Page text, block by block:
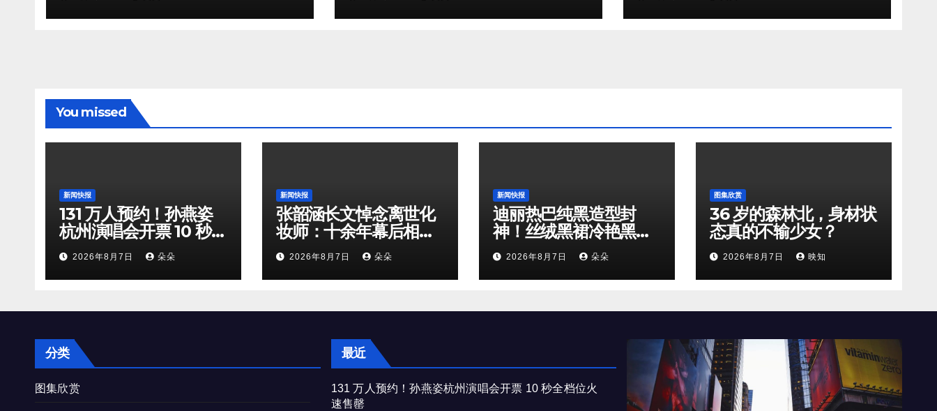
You missed
新闻快报
131 万人预约！孙燕姿
杭州演唱会开票 10 秒全
档位火速售罄
2026年8月7日 朵朵
新闻快报
张韶涵长文悼念离世化
妆师：十余年幕后相
守，是娱乐圈最温柔的
双向奔赴
2026年8月7日 朵朵
新闻快报
迪丽热巴纯黑造型封
神！丝绒黑裙冷艳黑天
鹅解锁顶级高级感
2026年8月7日 朵朵
图集欣赏
36 岁的森林北，身材状
态真的不输少女？
2026年8月7日 映知
分类
图集欣赏
最近
131 万人预约！孙燕姿杭州演唱会开票 10 秒全档位火
速售罄